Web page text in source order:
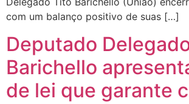
com um balanço positivo de suas […]
Deputado
Barichello
de lei que garante